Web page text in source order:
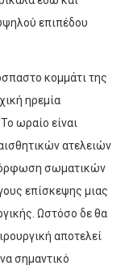
επιπέδου
κομμάτι της
ηρεμία
ωραίο είναι
ατελειών
σωματικών
επίσκεψης μιας
Ωστόσο δε θα
αποτελεί
σημαντικό